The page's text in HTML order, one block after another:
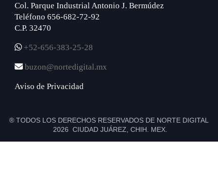
Col. Parque Industrial Antonio J. Bermúdez
Teléfono 656-682-72-92
C.P. 32470
+52-656-383-25-28
buzon@nortedigital.mx
Aviso de Privacidad
® TODOS LOS DERECHOS RESERVADOS DE NORTE DIGITAL
2026 CIUDAD JUÁREZ, CHIH. MEX.